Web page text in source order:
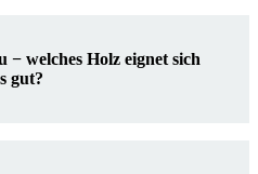
− welches Holz eignet sich
gut?